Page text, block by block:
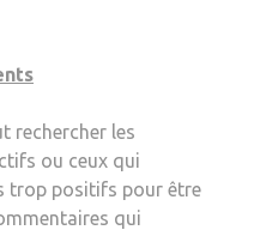
rechercher les
ou ceux qui
trop positifs pour être
qui